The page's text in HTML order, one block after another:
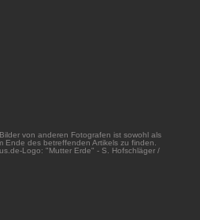
von anderen Fotografen ist sowohl als
Ende des betreffenden Artikels zu finden.
Logo: "Mutter Erde" - S. Hofschläger /